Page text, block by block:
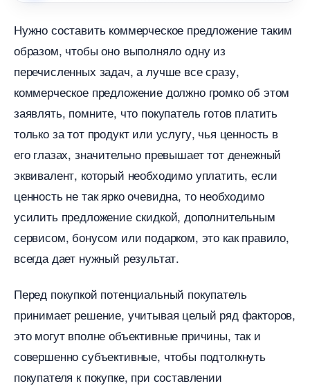
Нужно составить коммерческое предложение таким
образом, чтобы оно выполняло одну из
перечисленных задач, а лучше все сразу,
коммерческое предложение должно громко об этом
заявлять, помните, что покупатель готов платить
только за тот продукт или услугу, чья ценность
его глазах, значительно превышает тот денежный
эквивалент, который необходимо уплатить, если
ценность не так ярко очевидна, то необходимо
усилить предложение скидкой, дополнительным
сервисом, бонусом или подарком, это как правило,
сегда дает нужный результат.
Перед покупкой потенциальный покупатель
принимает решение, учитывая целый ряд факторов,
это могут вполне объективные причины, так и
совершенно субъективные, чтобы подтолкнуть
покупателя к покупке, при составлении